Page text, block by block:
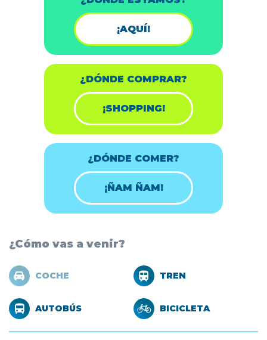
¡AQUÍ!
¿DÓNDE COMPRAR?
¡SHOPPING!
¿DÓNDE COMER?
¡ÑAM ÑAM!
¿Cómo vas a venir?
COCHE TREN
AUTOBÚS BICICLETA